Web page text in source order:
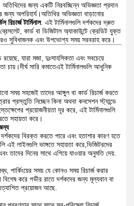
জন্য একটি নিরবচ্ছিন্ন অভিজ্ঞতা প্রদান
জন্য অপরিহার্য।অতিথির অভিজ্ঞতা বাড়ানোর
রিচার্জ টার্মিনাল. এই টার্মিনালগুলি দর্শকদের দ্রুত
কার্ড বা ডিজিটাল অ্যাকাউন্টে ক্রেডিট যুক্ত
সুবিধাজনক এবং উপভোগ্য সময় সরবরাহ করে।
রয়েছে, যারা মজা, দুঃসাহসিকতা এবং সবচেয়ে
চায়।দীর্ঘ সারি কমাতেএই টার্মিনালগুলি আধুনিক
সময় সহজেই তাদের আঙ্গুল বা কার্ড রিচার্জ করতে
প্রস্তুতি নিচ্ছেন কিনা অথবা কনসেশন স্ট্যান্ডে
প্রয়োজনীয়তা দূর করে, এই টার্মিনালগুলি
সহায়তা করে।
দর্শকদের বিরক্ত করতে পারে এবং হতাশার কারণ হতে
এই লাইনগুলি ভাঙ্গতে সহায়তা করে,ভিজিটরদের
তাদের দিনের সাথে এগিয়ে যাওয়ার অনুমতি দেয়.
পার্কিংয়ের সময় যে কোনও সময় রিচার্জ করার
করে গভীর রাতে দর্শকদের জন্য মূল্যবান বা
প্রয়োজন আছে.